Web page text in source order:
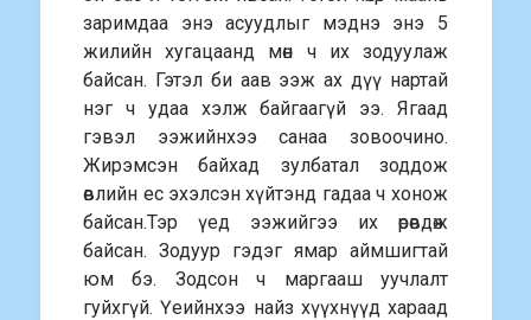
заримдаа энэ асуудлыг мэднэ энэ 5
жилийн хугацаанд мөн ч их зодуулаж
байсан. Гэтэл би аав ээж ах дүү нартай
нэг ч удаа хэлж байгаагүй ээ. Ягаад
гэвэл ээжийнхээ санаа зовоочино.
Жирэмсэн байхад зулбатал зоддож
өвлийн ес эхэлсэн хүйтэнд гадаа ч хонож
байсан.Тэр үед ээжийгээ их өрөвдөж
байсан. Зодуур гэдэг ямар аймшигтай
юм бэ. Зодсон ч маргааш уучлалт
гуйхгүй. Үеийнхээ найз хүүхнүүд хараад